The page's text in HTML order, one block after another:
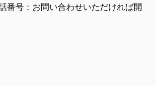
番号：お問い合わせいただければ開